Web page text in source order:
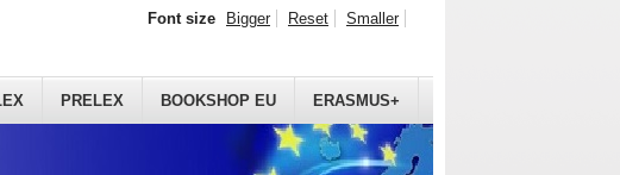
PRELEX BOOKSHOP EU ERASMUS+
Font size Bigger Reset Smaller